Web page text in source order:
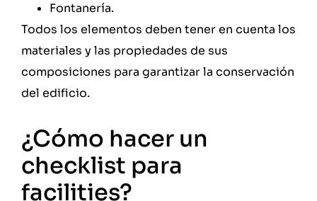
Fontanería.
Todos los elementos deben tener en cuenta los
materiales y las propiedades de sus
composiciones para garantizar la conservación
del edificio.
¿Cómo hacer un
checklist para
facilities?